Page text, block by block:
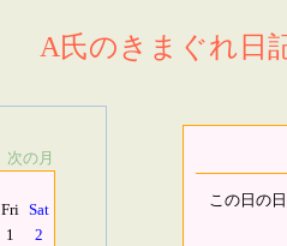
A氏のきまぐれ日
次の月
Fri Sat
1
2
この日の